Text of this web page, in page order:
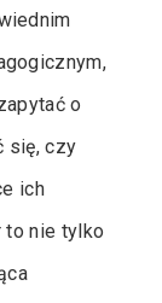
o
się, czy
ich
to nie tylko